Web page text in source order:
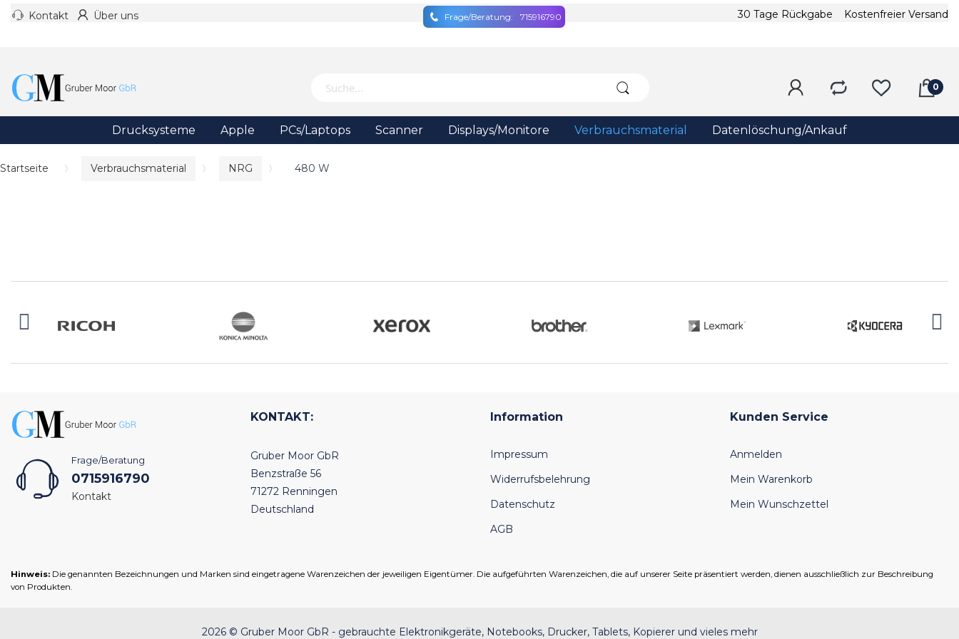
Kontakt Über uns Frage/Beratung: 715916790 30 Tage Rückgabe Kostenfreier Versand
Drucksysteme Apple PCs/Laptops Scanner Displays/Monitore Verbrauchsmaterial Datenlöschung/Ankauf
Startseite Verbrauchsmaterial NRG 480 W
Frage/Beratung
0715916790
Kontakt
KONTAKT:
Gruber Moor GbR
Benzstraße 56
71272 Renningen
Deutschland
Information
Impressum
Widerrufsbelehrung
Datenschutz
AGB
Kunden Service
Anmelden
Mein Warenkorb
Mein Wunschzettel
Hinweis: Die genannten Bezeichnungen und Marken sind eingetragene Warenzeichen der jeweiligen Eigentümer. Die aufgeführten Warenzeichen, die auf unserer Seite präsentiert werden, dienen ausschließlich zur Beschreibung
von Produkten.
2026 © Gruber Moor GbR - gebrauchte Elektronikgeräte, Notebooks, Drucker, Tablets, Kopierer und vieles mehr